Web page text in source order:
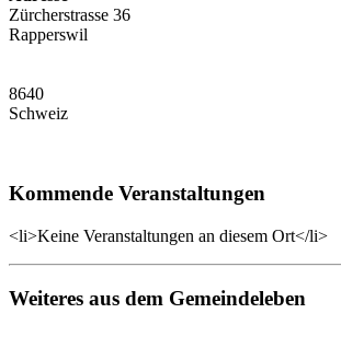
Zürcherstrasse 36
Rapperswil
8640
Schweiz
Kommende Veranstaltungen
<li>Keine Veranstaltungen an diesem Ort</li>
Weiteres aus dem Gemeindeleben